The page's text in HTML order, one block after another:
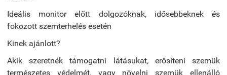
Ideális monitor előtt dolgozóknak, idősebbeknek és
fokozott szemterhelés esetén
Kinek ajánlott?
Akik szeretnék támogatni látásukat, erősíteni szemük
természetes védelmét, vagy növelni szemük ellenálló